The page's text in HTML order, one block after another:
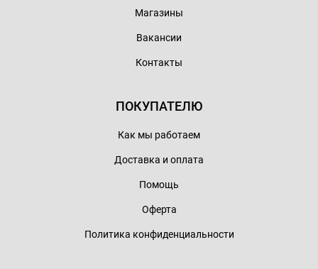
Магазины
Вакансии
Контакты
ПОКУПАТЕЛЮ
Как мы работаем
Доставка и оплата
Помощь
Оферта
Политика конфиденциальности